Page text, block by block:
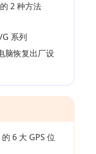
2 种方法
系列
脑恢复出厂设
6 大 GPS 位